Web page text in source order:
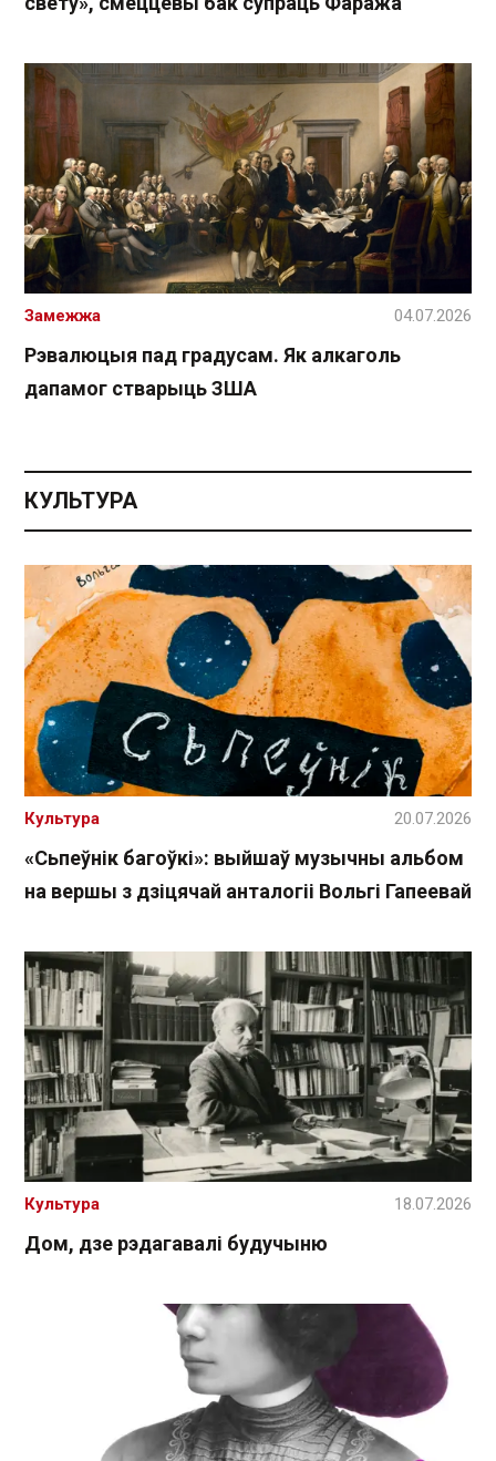
Рэвалюцыя пад градусам. Як алкаголь
дапамог стварыць ЗША
Замежжа 04.07.2026
КУЛЬТУРА
«Сьпеўнік багоўкі»: выйшаў музычны альбом
на вершы з дзіцячай анталогіі Вольгі Гапеевай
Культура 20.07.2026
Дом, дзе рэдагавалі будучыню
Культура 18.07.2026